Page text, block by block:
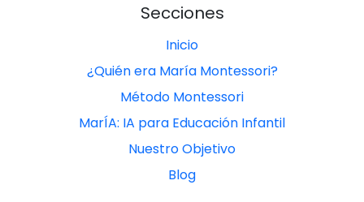
Secciones
Inicio
¿Quién era María Montessori?
Método Montessori
MarÍA: IA para Educación Infantil
Nuestro Objetivo
Blog